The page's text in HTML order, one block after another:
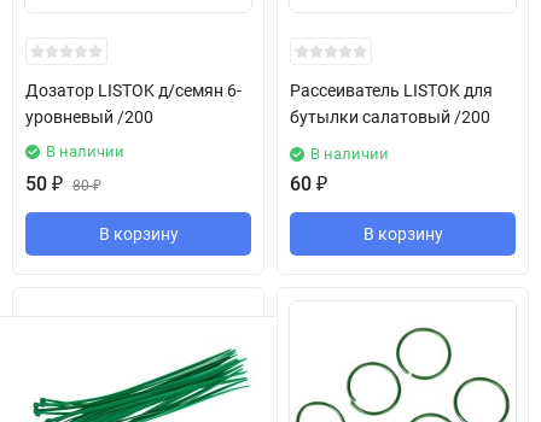
Дозатор LISTOK д/семян 6-
уровневый /200
В наличии
50 ₽ 80₽
В корзину
Рассеиватель LISTOK для
бутылки салатовый /200
В наличии
60 ₽
В корзину